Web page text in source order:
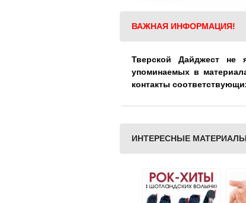
ВАЖНАЯ ИНФОРМАЦИЯ!
Тверской Дайджест не
упоминаемых в
контакты
ИНТЕРЕСНЫЕ МАТЕРИАЛЫ